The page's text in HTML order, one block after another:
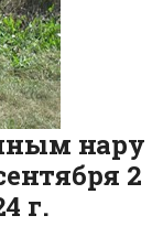
нару
2
г.